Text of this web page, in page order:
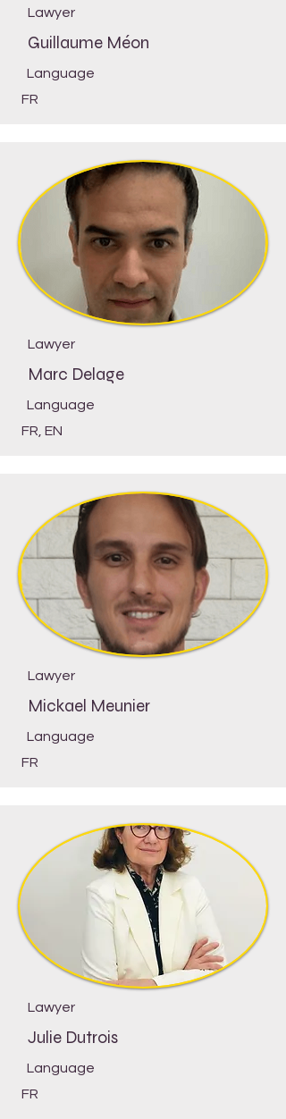
Lawyer
Guillaume Méon
Language
FR
Lawyer
Marc Delage
Language
FR, EN
Lawyer
Mickael Meunier
Language
FR
Lawyer
Julie Dutrois
Language
FR